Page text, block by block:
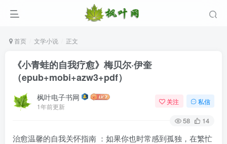
首页 文学小说 正文
《小青蛙的自我疗愈》梅贝尔·伊奎
（epub+mobi+azw3+pdf）
枫叶电子书网
1年前更新
关注 私信
58 14
治愈温馨的自我关怀指南 ：如果你也时常感到孤独，在繁忙